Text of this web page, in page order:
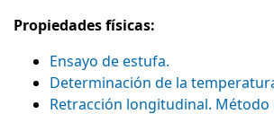
Propiedades físicas:
Ensayo de estufa.
Determinación de la
Retracción longitudinal. Método